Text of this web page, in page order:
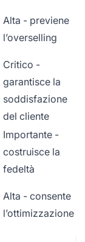
Alta - previene
l’overselling
Critico -
garantisce la
soddisfazione
del cliente
Importante -
costruisce la
fedeltà
Alta - consente
l’ottimizzazione